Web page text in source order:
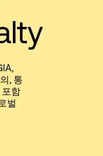
, 통
포함
벌